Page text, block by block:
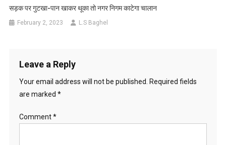
सड़क पर गुटखा-पान खाकर थूका तो नगर निगम काटेगा चालान
February 2, 2023 L.S Baghel
Leave a Reply
Your email address will not be published.
Required fields
are marked *
Comment*